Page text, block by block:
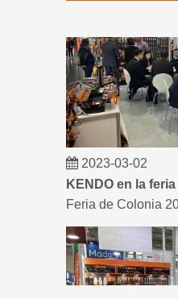
2023-03-02
Feria de Colonia